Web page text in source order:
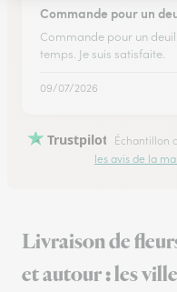
Commande pour un
Commande pour un
temps. Je suis satisfaite.
09/07/2026
Trustpilot Échantillon
les avis de la
Livraison de
et autour : les